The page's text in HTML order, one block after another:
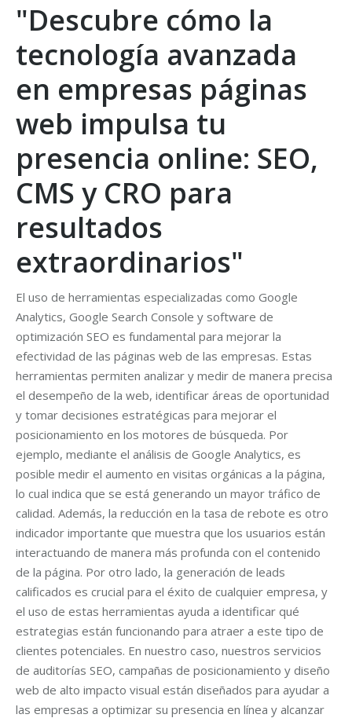
"Descubre cómo la
tecnología avanzada
en empresas páginas
web impulsa tu
presencia online: SEO,
CMS y CRO para
resultados
extraordinarios"
El uso de herramientas especializadas como Google
Analytics, Google Search Console y software de
optimización SEO es fundamental para mejorar la
efectividad de las páginas web de las empresas. Estas
herramientas permiten analizar y medir de manera precisa
el desempeño de la web, identificar áreas de oportunidad
y tomar decisiones estratégicas para mejorar el
posicionamiento en los motores de búsqueda. Por
ejemplo, mediante el análisis de Google Analytics, es
posible medir el aumento en visitas orgánicas a la página,
lo cual indica que se está generando un mayor tráfico de
calidad. Además, la reducción en la tasa de rebote es otro
indicador importante que muestra que los usuarios están
interactuando de manera más profunda con el contenido
de la página. Por otro lado, la generación de leads
calificados es crucial para el éxito de cualquier empresa, y
el uso de estas herramientas ayuda a identificar qué
estrategias están funcionando para atraer a este tipo de
clientes potenciales. En nuestro caso, nuestros servicios
de auditorías SEO, campañas de posicionamiento y diseño
web de alto impacto visual están diseñados para ayudar a
las empresas a optimizar su presencia en línea y alcanzar